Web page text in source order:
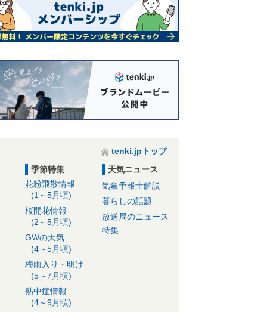
tenki.jpトップ
季節特集
花粉飛散情報
(1～5月頃)
桜開花情報
(2～5月頃)
GWの天気
(4～5月頃)
梅雨入り・明け
(5～7月頃)
熱中症情報
(4～9月頃)
天気ニュース
気象予報士解説
暮らしの話題
放送局のニュース
特集